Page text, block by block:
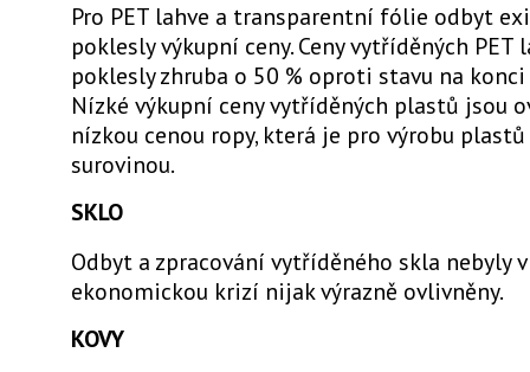
Pro PET lahve a transparentní fólie odbyt
poklesly výkupní ceny. Ceny vytříděných
poklesly zhruba o 50 % oproti stavu na
Nízké výkupní ceny vytříděných plastů jsou
nízkou cenou ropy, která je pro výrobu
surovinou.
SKLO
Odbyt a zpracování vytříděného skla nebyly v
ekonomickou krizí nijak výrazně ovlivněny.
KOVY